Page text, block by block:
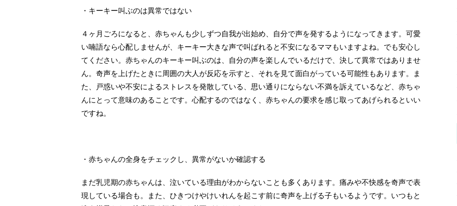
・キーキー叫ぶのは異常ではない
４ヶ月ごろになると、赤ちゃんも少しずつ自我が出始め、自分で声を発するようになってきます。可愛
い喃語なら心配しませんが、キーキー大きな声で叫ばれると不安になるママもいますよね。でも安心し
てください。赤ちゃんのキーキー叫ぶのは、自分の声を楽しんでいるだけで、決して異常ではありませ
ん。奇声を上げたときに周囲の大人が反応を示すと、それを見て面白がっている可能性もあります。ま
た、戸惑いや不安によるストレスを発散している、思い通りにならない不満を訴えているなど、赤ちゃ
んにとって意味のあることです。心配するのではなく、赤ちゃんの要求を感じ取ってあげられるといい
ですね。
・赤ちゃんの全身をチェックし、異常がないか確認する
まだ乳児期の赤ちゃんは、泣いている理由がわからないことも多くあります。痛みや不快感を奇声で表
現している場合も。また、ひきつけやけいれんを起こす前に奇声を上げる子もいるようです。いつもと